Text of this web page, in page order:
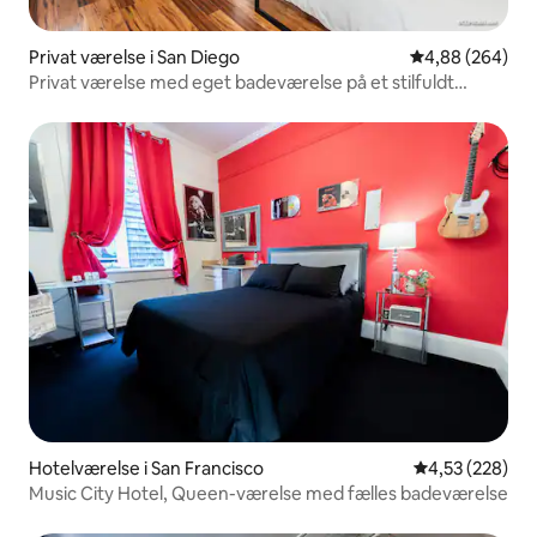
Privat værelse i San Diego 4,88 ud af 5 i
4,88 (264)
Privat værelse med eget badeværelse på et stilfuldt
Hotelværelse i San Francisco 4,53 ud af 5 i
4,53 (228)
Music City Hotel, Queen-værelse med fælles badeværelse